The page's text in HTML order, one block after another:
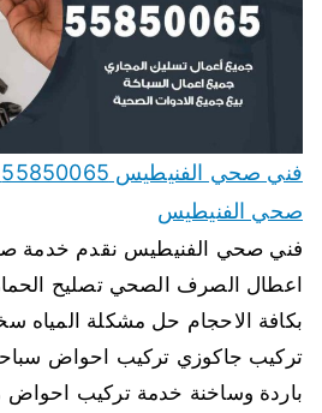
صحي الفنيطيس
فني صحي الفنيطيس نقدم خدمة
اعطال الصرف الصحي تصليح
بكافة الاحجام حل مشكلة المياه
تركيب جاكوزي تركيب احواض
باردة وساخنة خدمة تركيب